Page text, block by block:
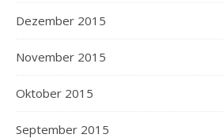
Dezember 2015
November 2015
Oktober 2015
September 2015